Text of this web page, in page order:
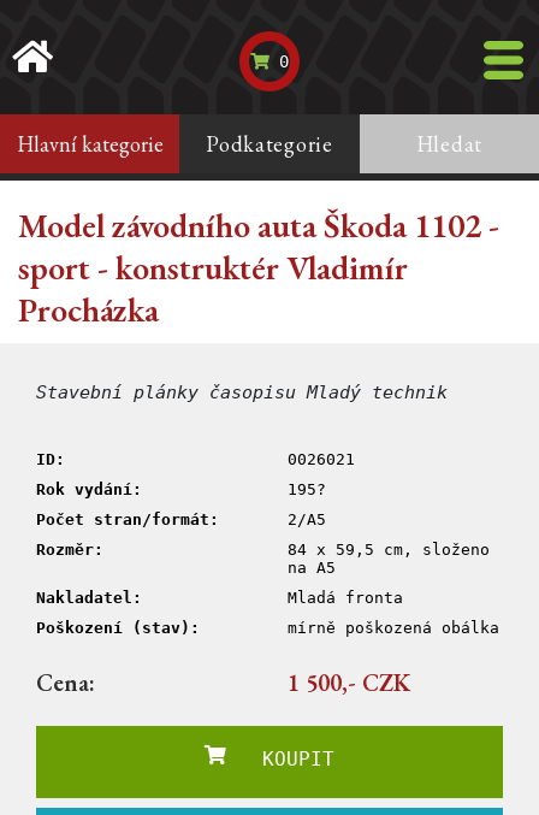
0
Hlavní kategorie Podkategorie Hledat
Model závodního auta Škoda 1102 -
sport - konstruktér Vladimír
Procházka
Stavební plánky časopisu Mladý technik
ID:
0026021
Rok vydání:
195?
Počet stran/formát:
2/A5
Rozměr:
84 x 59,5 cm, složeno
na A5
Nakladatel:
Mladá fronta
Poškození (stav):
mírně poškozená obálka
Cena: 1 500,- CZK
KOUPIT